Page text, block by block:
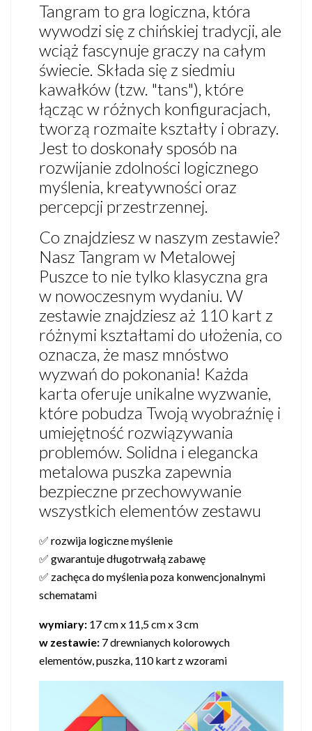
Tangram to gra logiczna, która
wywodzi się z chińskiej tradycji, ale
wciąż fascynuje graczy na całym
świecie. Składa się z siedmiu
kawałków (tzw. "tans"), które
łącząc w różnych konfiguracjach,
tworzą rozmaite kształty i obrazy.
Jest to doskonały sposób na
rozwijanie zdolności logicznego
myślenia, kreatywności oraz
percepcji przestrzennej.
Co znajdziesz w naszym zestawie?
Nasz Tangram w Metalowej
Puszce to nie tylko klasyczna gra
w nowoczesnym wydaniu. W
zestawie znajdziesz aż 110 kart z
różnymi kształtami do ułożenia, co
oznacza, że masz mnóstwo
wyzwań do pokonania! Każda
karta oferuje unikalne wyzwanie,
które pobudza Twoją wyobraźnię i
umiejętność rozwiązywania
problemów. Solidna i elegancka
metalowa puszka zapewnia
bezpieczne przechowywanie
wszystkich elementów zestawu
✅ rozwija logiczne myślenie
✅ gwarantuje długotrwałą zabawę
✅ zachęca do myślenia poza konwencjonalnymi
schematami
wymiary: 17 cm x 11,5 cm x 3 cm
w zestawie: 7 drewnianych kolorowych
elementów, puszka, 110 kart z wzorami